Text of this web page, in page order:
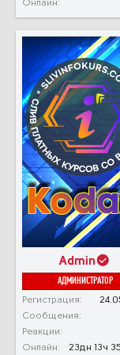
Онлайн
Admin
АДМИНИСТРАТОР
Регистрация
Сообщения
Реакции
Онлайн
23дн 13ч